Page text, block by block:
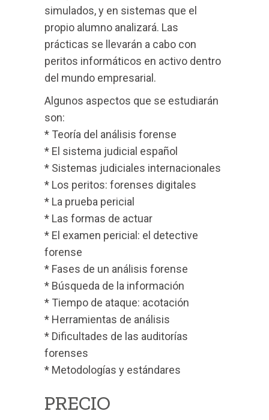
simulados, y en sistemas que el
propio alumno analizará. Las
prácticas se llevarán a cabo con
peritos informáticos en activo dentro
del mundo empresarial.
Algunos aspectos que se estudiarán
son:
* Teoría del análisis forense
* El sistema judicial español
* Sistemas judiciales internacionales
* Los peritos: forenses digitales
* La prueba pericial
* Las formas de actuar
* El examen pericial: el detective
forense
* Fases de un análisis forense
* Búsqueda de la información
* Tiempo de ataque: acotación
* Herramientas de análisis
* Dificultades de las auditorías
forenses
* Metodologías y estándares
PRECIO